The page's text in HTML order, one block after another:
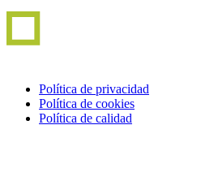
Política de privacidad
Política de cookies
Política de calidad